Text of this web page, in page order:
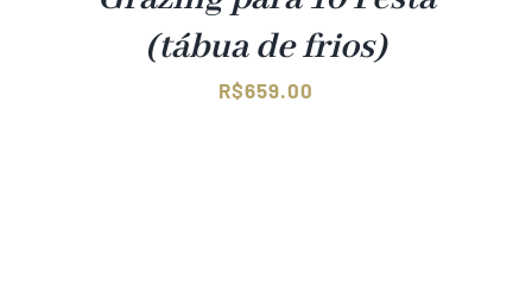
(tábua de frios)
R$659.00